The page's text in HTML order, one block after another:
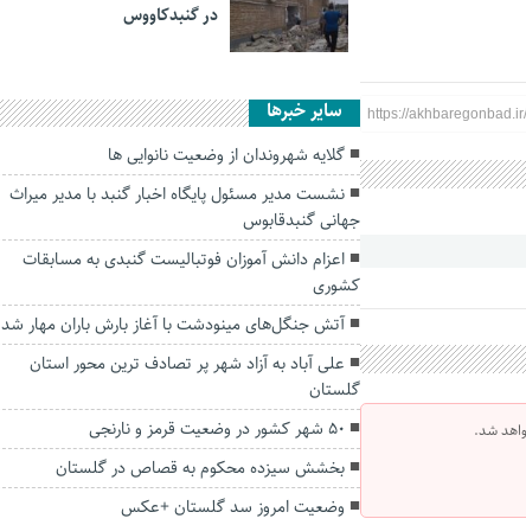
https://
شد.
در گنبدکاووس
سایر خبرها
گلایه شهروندان از وضعیت نانوایی ها
نشست مدیر مسئول پایگاه اخبار گنبد با مدیر میراث
جهانی گنبدقابوس
اعزام دانش آموزان فوتبالیست گنبدی به مسابقات
کشوری
آتش جنگل‌های مینودشت با آغاز بارش باران مهار شد
علی آباد به آزاد شهر پر تصادف‌ ترین محور استان
گلستان
۵۰ شهر کشور در وضعیت قرمز و نارنجی
بخشش سیزده محکوم به قصاص در گلستان
وضعیت امروز سد گلستان +عکس